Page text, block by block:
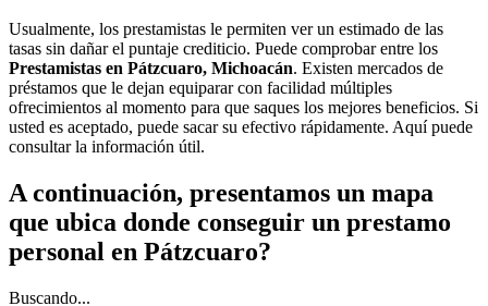
Usualmente, los prestamistas le permiten ver un estimado de las
tasas sin dañar el puntaje crediticio. Puede comprobar entre los
Prestamistas en Pátzcuaro, Michoacán. Existen mercados de
préstamos que le dejan equiparar con facilidad múltiples
ofrecimientos al momento para que saques los mejores beneficios. Si
usted es aceptado, puede sacar su efectivo rápidamente. Aquí puede
consultar la información útil.
A continuación, presentamos un mapa
que ubica donde conseguir un prestamo
personal en Pátzcuaro?
Buscando...